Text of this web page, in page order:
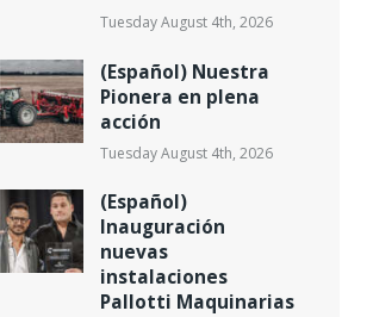
Tuesday August 4th, 2026
(Español) Nuestra
Pionera en plena
acción
Tuesday August 4th, 2026
(Español)
Inauguración
nuevas
instalaciones
Pallotti Maquinarias